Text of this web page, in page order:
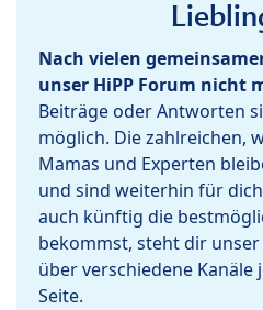
Nach vielen
unser HiPP Forum nicht
Beiträge oder Antworten
möglich. Die zahlreichen,
Mamas und Experten
und sind weiterhin für
auch künftig die
bekommst, steht dir unser
über verschiedene
Seite.